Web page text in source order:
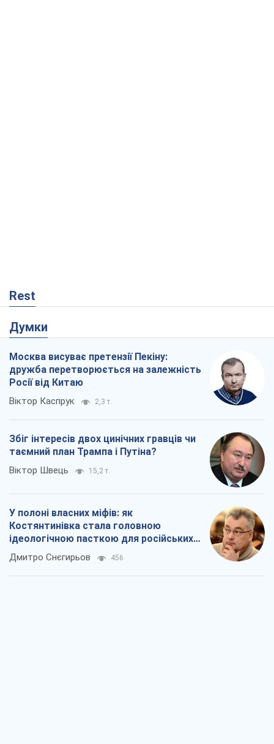
Rest
Думки
Москва висуває претензії Пекіну:
дружба перетворюється на залежність
Росії від Китаю
Віктор Каспрук 2,3 т.
Збіг інтересів двох цинічних гравців чи
таємний план Трампа і Путіна?
Віктор Швець 15,2 т.
У полоні власних міфів: як
Костянтинівка стала головною
ідеологічною пасткою для російських
окупантів
Дмитро Снєгирьов 456